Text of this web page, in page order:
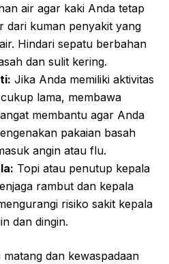
air agar kaki Anda tetap
dari kuman penyakit yang
Hindari sepatu berbahan
dan sulit kering.
Jika Anda memiliki aktivitas
lama, membawa
membantu agar Anda
pakaian basah
angin atau flu.
Topi atau penutup kepala
rambut dan kepala
risiko sakit kepala
dan dingin.
dan kewaspadaan